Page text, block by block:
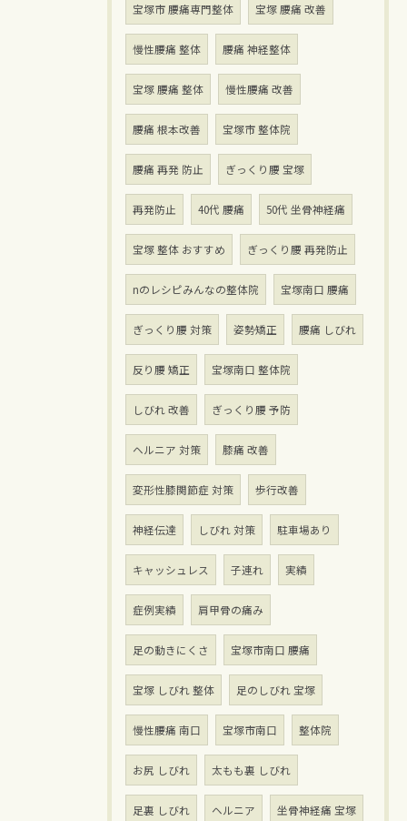
宝塚市 腰痛専門整体 宝塚 腰痛 改善
慢性腰痛 整体 腰痛 神経整体
宝塚 腰痛 整体 慢性腰痛 改善
腰痛 根本改善 宝塚市 整体院
腰痛 再発 防止 ぎっくり腰 宝塚
再発防止 40代 腰痛 50代 坐骨神経痛
宝塚 整体 おすすめ ぎっくり腰 再発防止
nのレシピみんなの整体院 宝塚南口 腰痛
ぎっくり腰 対策 姿勢矯正 腰痛 しびれ
反り腰 矯正 宝塚南口 整体院
しびれ 改善 ぎっくり腰 予防
ヘルニア 対策 膝痛 改善
変形性膝関節症 対策 歩行改善
神経伝達 しびれ 対策 駐車場あり
キャッシュレス 子連れ 実績
症例実績 肩甲骨の痛み
足の動きにくさ 宝塚市南口 腰痛
宝塚 しびれ 整体 足のしびれ 宝塚
慢性腰痛 南口 宝塚市南口 整体院
お尻 しびれ 太もも裏 しびれ
足裏 しびれ ヘルニア 坐骨神経痛 宝塚